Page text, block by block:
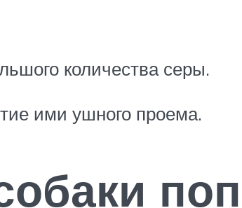
количества серы.
ими ушного проема.